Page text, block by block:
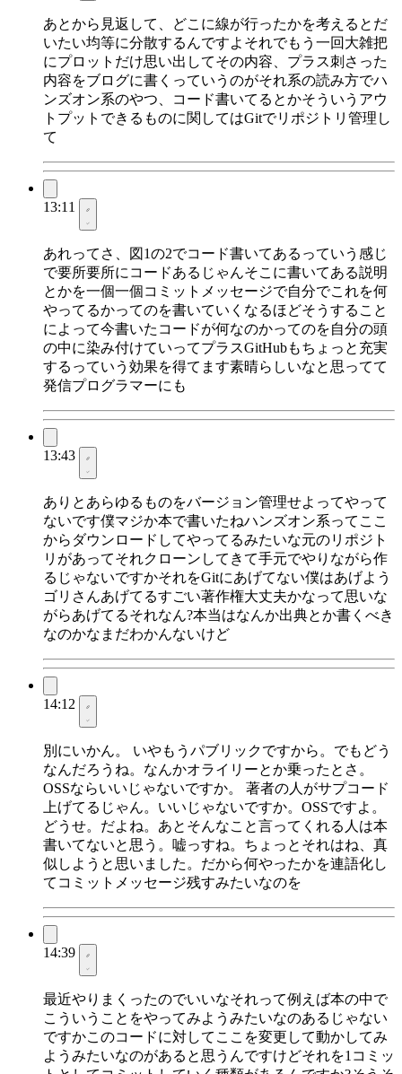
あとから見返して、どこに線が行ったかを考えるとだ
いたい均等に分散するんですよそれでもう一回大雑把
にプロットだけ思い出してその内容、プラス刺さった
内容をブログに書くっていうのがそれ系の読み方でハ
ンズオン系のやつ、コード書いてるとかそういうアウ
トプットできるものに関してはGitでリポジトリ管理し
て
13:11
あれってさ、図1の2でコード書いてあるっていう感じ
で要所要所にコードあるじゃんそこに書いてある説明
とかを一個一個コミットメッセージで自分でこれを何
やってるかってのを書いていくなるほどそうすること
によって今書いたコードが何なのかってのを自分の頭
の中に染み付けていってプラスGitHubもちょっと充実
するっていう効果を得てます素晴らしいなと思ってて
発信プログラマーにも
13:43
ありとあらゆるものをバージョン管理せよってやって
ないです僕マジか本で書いたねハンズオン系ってここ
からダウンロードしてやってるみたいな元のリポジト
リがあってそれクローンしてきて手元でやりながら作
るじゃないですかそれをGitにあげてない僕はあげよう
ゴリさんあげてるすごい著作権大丈夫かなって思いな
がらあげてるそれなん?本当はなんか出典とか書くべき
なのかなまだわかんないけど
14:12
別にいかん。 いやもうパブリックですから。でもどう
なんだろうね。なんかオライリーとか乗ったとさ。
OSSならいいじゃないですか。 著者の人がサプコード
上げてるじゃん。いいじゃないですか。OSSですよ。
どうせ。だよね。あとそんなこと言ってくれる人は本
書いてないと思う。嘘っすね。ちょっとそれはね、真
似しようと思いました。だから何やったかを連語化し
てコミットメッセージ残すみたいなのを
14:39
最近やりまくったのでいいなそれって例えば本の中で
こういうことをやってみようみたいなのあるじゃない
ですかこのコードに対してここを変更して動かしてみ
ようみたいなのがあると思うんですけどそれを1コミッ